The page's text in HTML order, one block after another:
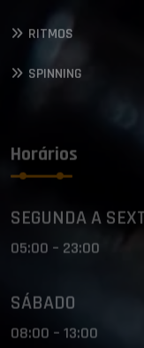
RITMOS
SPINNING
Horários
SEGUNDA A
05:00 – 23:00
SÁBADO
08:00 – 13:00